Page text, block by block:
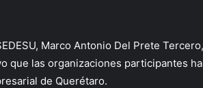
Marco Antonio Del Prete
que las organizaciones participantes
de Querétaro.